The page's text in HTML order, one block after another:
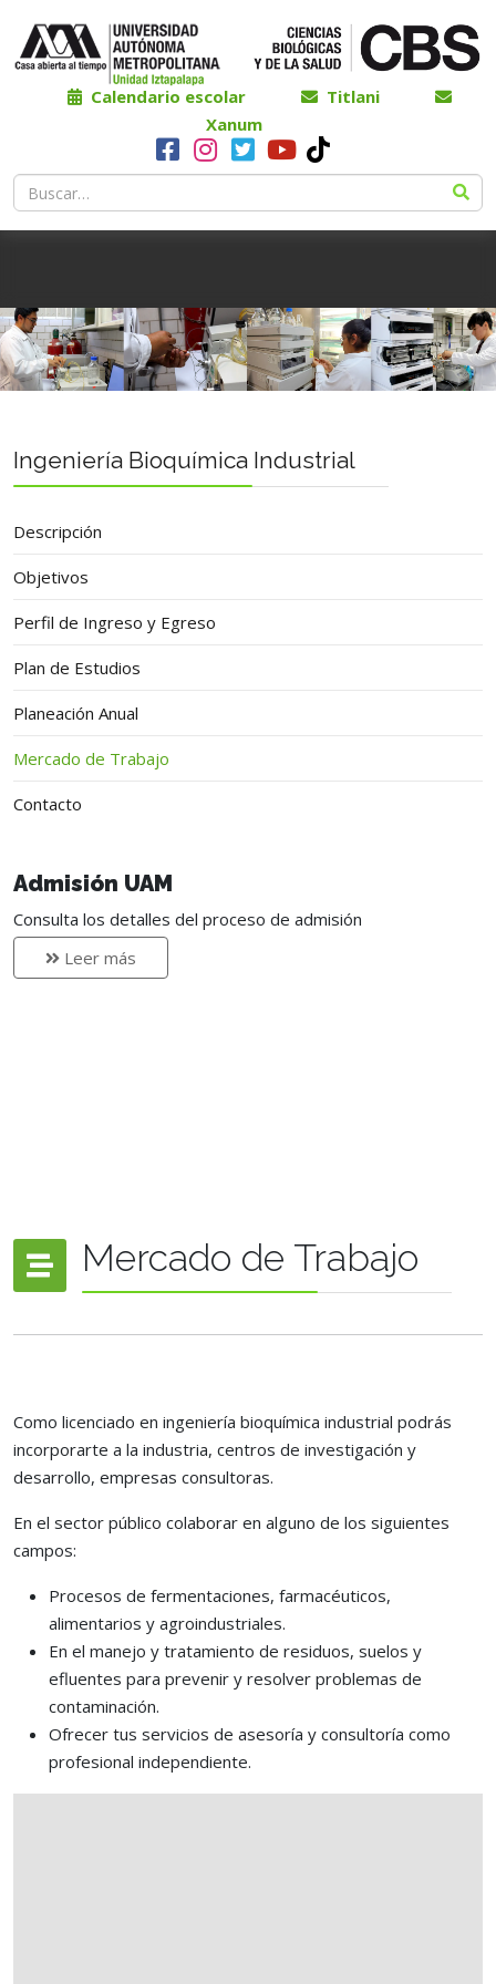
Calendario escolar
Titlani
Xanum
Ingeniería Bioquímica Industrial
Descripción
Objetivos
Perfil de Ingreso y Egreso
Plan de Estudios
Planeación Anual
Mercado de Trabajo
Contacto
Admisión UAM
Consulta los detalles del proceso de admisión
Leer más
Mercado de Trabajo
Como licenciado en ingeniería bioquímica industrial podrás
incorporarte a la industria, centros de investigación y
desarrollo, empresas consultoras.
En el sector público colaborar en alguno de los siguientes
campos:
Procesos de fermentaciones, farmacéuticos,
alimentarios y agroindustriales.
En el manejo y tratamiento de residuos, suelos y
efluentes para prevenir y resolver problemas de
contaminación.
Ofrecer tus servicios de asesoría y consultoría como
profesional independiente.